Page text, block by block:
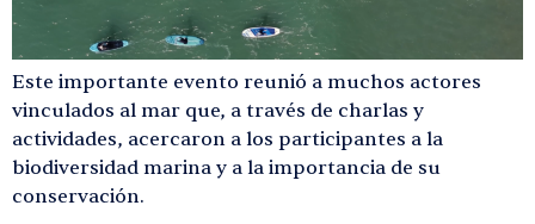
Este importante evento reunió a muchos actores
vinculados al mar que, a través de charlas y
actividades, acercaron a los participantes a la
biodiversidad marina y a la importancia de su
conservación.